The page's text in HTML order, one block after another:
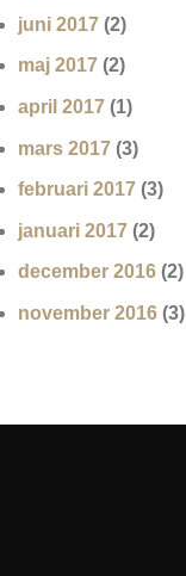
juni 2017 (2)
maj 2017 (2)
april 2017 (1)
mars 2017 (3)
februari 2017 (3)
januari 2017 (2)
december 2016 (2)
november 2016 (3)